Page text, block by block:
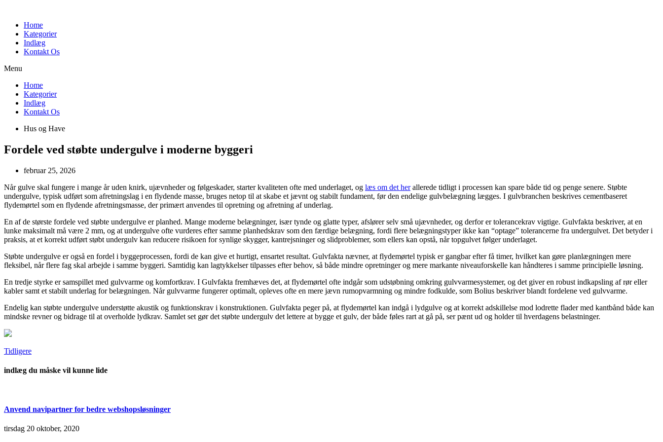
indholdHome
Kategorier
Indlæg
Kontakt Os
Menu
Home
Kategorier
Indlæg
Kontakt Os
Hus og Have
Fordele ved støbte undergulve i moderne byggeri
februar 25, 2026
Når gulve skal fungere i mange år uden knirk, ujævnheder og følgeskader, starter kvaliteten ofte med underlaget, og læs om det herallerede tidligt i processen kan spare både tid og penge senere. Støbte
undergulve, typisk udført som afretningslag i en flydende masse, bruges netop til at skabe et jævnt og stabilt fundament, før den endelige gulvbelægning lægges. I gulvbranchen beskrives cementbaseret
flydemørtel som en flydende afretningsmasse, der primært anvendes til opretning og afretning af underlag.
En af de største fordele ved støbte undergulve er planhed. Mange moderne belægninger, især tynde og glatte typer, afslører selv små ujævnheder, og derfor er tolerancekrav vigtige. Gulvfakta beskriver, at en
lunke maksimalt må være 2 mm, og at undergulve ofte vurderes efter samme planhedskrav som den færdige belægning, fordi flere belægningstyper ikke kan “optage” tolerancerne fra undergulvet. Det betyder i
praksis, at et korrekt udført støbt undergulv kan reducere risikoen for synlige skygger, kantrejsninger og slidproblemer, som ellers kan opstå, når topgulvet følger underlaget.
Støbte undergulve er også en fordel i byggeprocessen, fordi de kan give et hurtigt, ensartet resultat. Gulvfakta nævner, at flydemørtel typisk er gangbar efter få timer, hvilket kan gøre planlægningen mere
fleksibel, når flere fag skal arbejde i samme byggeri. Samtidig kan lagtykkelser tilpasses efter behov, så både mindre opretninger og mere markante niveauforskelle kan håndteres i samme principielle løsning.
En tredje styrke er samspillet med gulvvarme og komfortkrav. I Gulvfakta fremhæves det, at flydemørtel ofte indgår som udstøbning omkring gulvvarmesystemer, og det giver en robust indkapsling af rør eller
kabler samt et stabilt underlag for belægningen. Når gulvvarme fungerer optimalt, opleves ofte en mere jævn rumopvarmning og mindre fodkulde, som Bolius beskriver blandt fordelene ved gulvvarme.
Endelig kan støbte undergulve understøtte akustik og funktionskrav i konstruktionen. Gulvfakta peger på, at flydemørtel kan indgå i lydgulve og at korrekt adskillelse mod lodrette flader med kantbånd både kan
mindske revner og bidrage til at overholde lydkrav. Samlet set gør det støbte undergulv det lettere at bygge et gulv, der både føles rart at gå på, ser pænt ud og holder til hverdagens belastninger.
Tidligere
indlæg du måske vil kunne lide
Anvend navipartner for bedre webshopsløsninger
tirsdag 20 oktober, 2020